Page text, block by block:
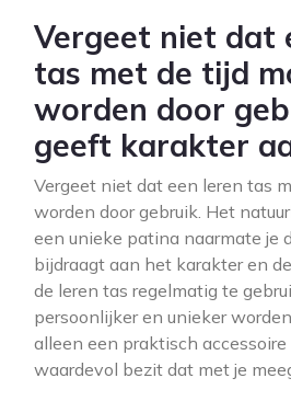
Vergeet niet dat
tas met de tijd
worden door
geeft karakter
Vergeet niet dat een leren tas
worden door gebruik. Het
een unieke patina naarmate je
bijdraagt aan het karakter en
de leren tas regelmatig te
persoonlijker en unieker
alleen een praktisch accessoire
waardevol bezit dat met je